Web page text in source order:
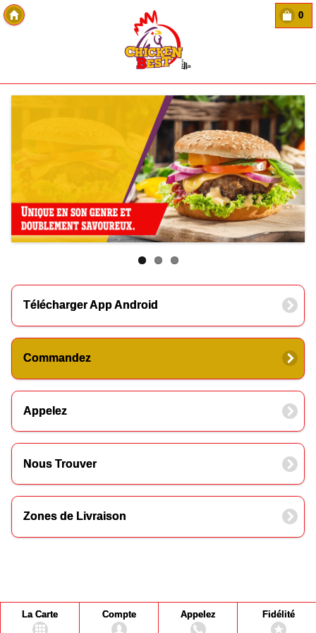
0
Télécharger App Android
Commandez
Appelez
Nous Trouver
Zones de Livraison
La Carte Compte Appelez Fidélité
Copyright Des-click